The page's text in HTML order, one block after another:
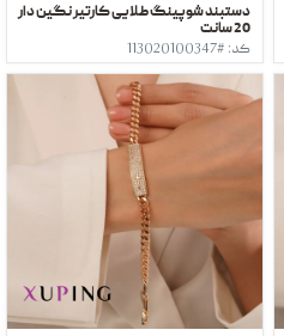
دستبند شوپینگ طلایی کارتیر نگین دار
20 سانت
کد: #113020100347